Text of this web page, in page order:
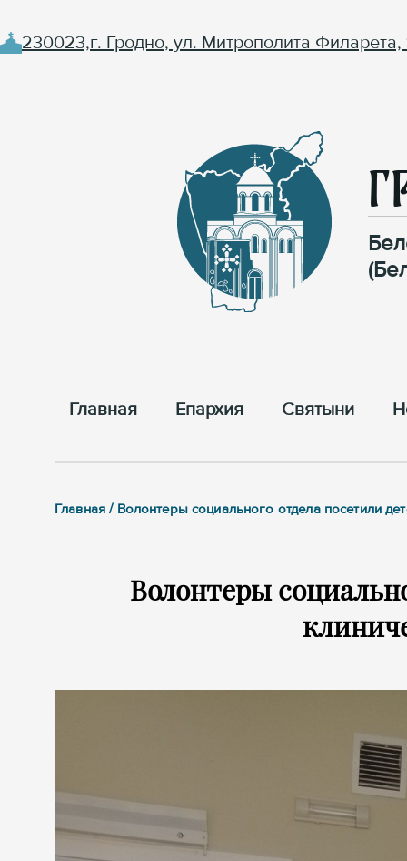
230023,г. Гродно, ул. Митрополита Филарета,
Главная Епархия Cвятыни
Главная / Волонтеры социального отдела посетили
Волонтеры